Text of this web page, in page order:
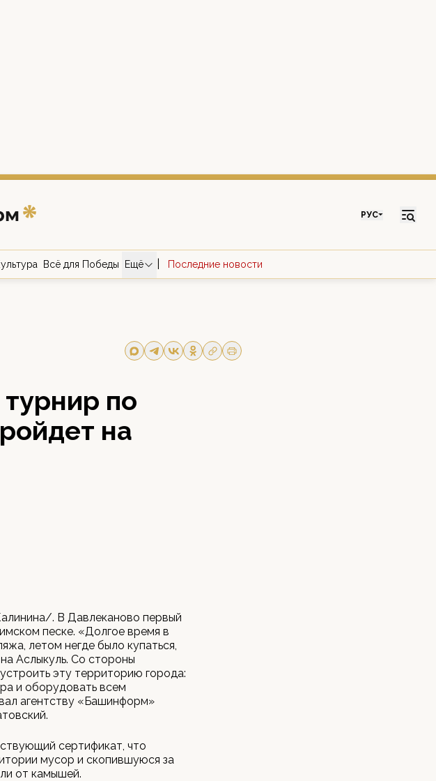
РУС
Всё для Победы Ещё Последние новости
по
на
. В Давлеканово первый
песке. «Долгое время в
летом негде было купаться,
Аслыкуль. Со стороны
эту территорию города:
и оборудовать всем
агентству «Башинформ»
сертификат, что
мусор и скопившуюся за
от камышей.